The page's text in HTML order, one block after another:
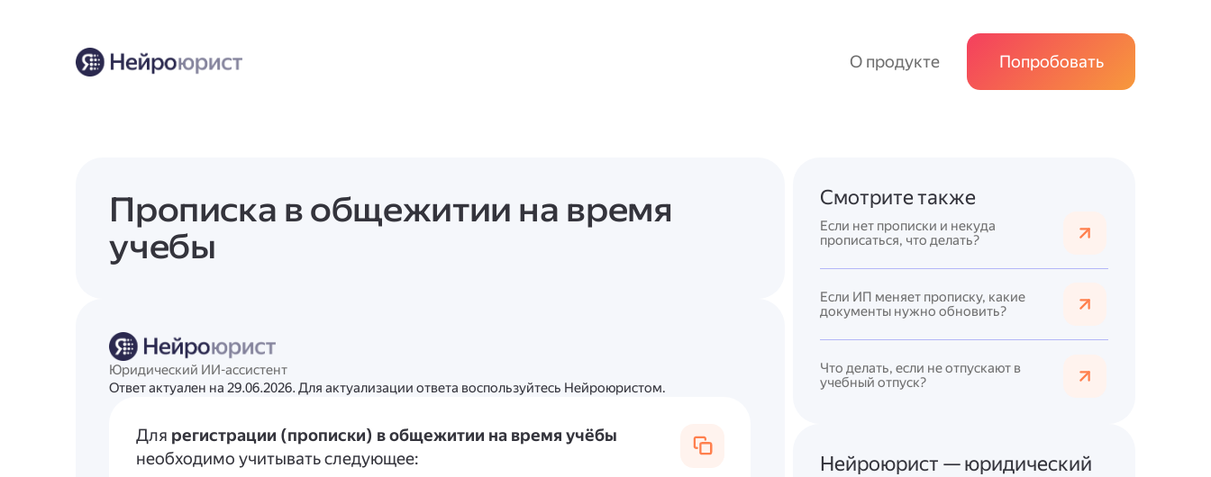
О продукте Попробовать
Прописка в общежитии на время
учебы
Юридический ИИ-ассистент
Ответ актуален на 29.06.2026. Для актуализации ответа воспользуйтесь Нейроюристом.
Для регистрации (прописки) в общежитии на время учёбы
необходимо учитывать следующее:
Смотрите также
Если нет прописки и некуда
прописаться, что делать?
Если ИП меняет прописку, какие
документы нужно обновить?
Что делать, если не отпускают в
учебный отпуск?
Нейроюрист — юридический